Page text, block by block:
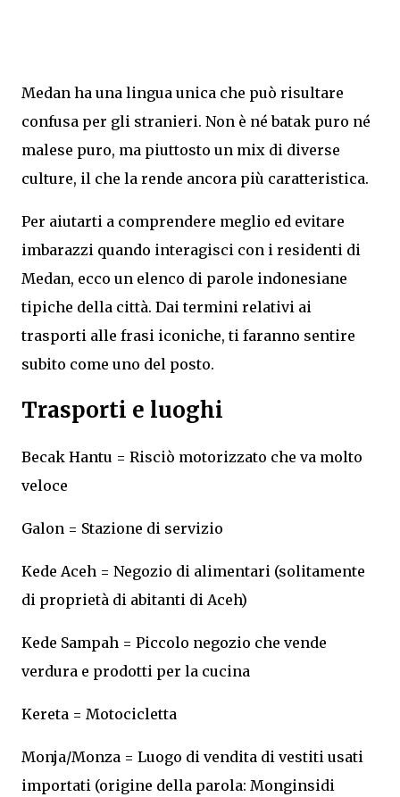
Medan ha una lingua unica che può risultare
confusa per gli stranieri. Non è né batak puro né
malese puro, ma piuttosto un mix di diverse
culture, il che la rende ancora più caratteristica.
Per aiutarti a comprendere meglio ed evitare
imbarazzi quando interagisci con i residenti di
Medan, ecco un elenco di parole indonesiane
tipiche della città. Dai termini relativi ai
trasporti alle frasi iconiche, ti faranno sentire
subito come uno del posto.
Trasporti e luoghi
Becak Hantu = Risciò motorizzato che va molto
veloce
Galon = Stazione di servizio
Kede Aceh = Negozio di alimentari (solitamente
di proprietà di abitanti di Aceh)
Kede Sampah = Piccolo negozio che vende
verdura e prodotti per la cucina
Kereta = Motocicletta
Monja/Monza = Luogo di vendita di vestiti usati
importati (origine della parola: Monginsidi